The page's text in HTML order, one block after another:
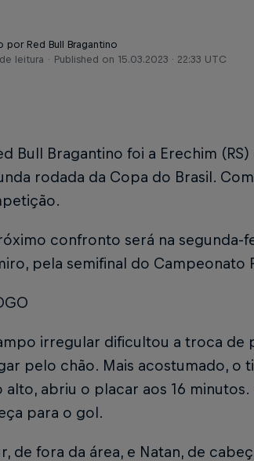
por Red Bull Bragantino
leitura
Published on 15.03.2023 · 22:33 UTC
Bull Bragantino foi a Erechim
rodada da Copa do Brasil.
confronto será na segunda-
pela semifinal do Campeonato
irregular dificultou a troca de
pelo chão. Mais acostumado, o
alto, abriu o placar aos 16
para o gol.
de fora da área, e Natan, de